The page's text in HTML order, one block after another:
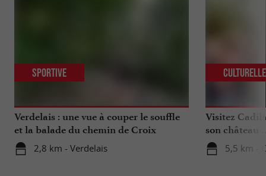
Verdelais : une vue à couper le souffle
et la balade du chemin de Croix
2,8 km - Verdelais
Sportive
Visitez
son château
5,5 km -
Culturelle